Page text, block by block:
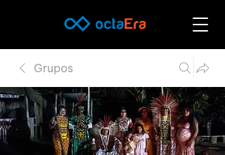
Grupos